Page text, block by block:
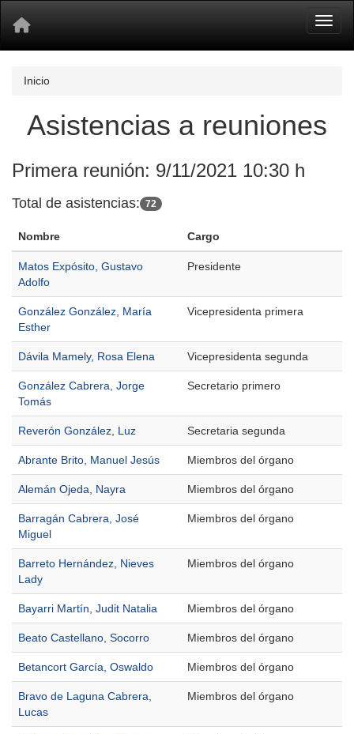
Inicio
Asistencias a reuniones
Primera reunión: 9/11/2021 10:30 h
Total de asistencias: 72
Nombre Cargo
Matos Expósito, Gustavo
Adolfo
Presidente
González González, María
Esther
Vicepresidenta primera
Dávila Mamely, Rosa Elena Vicepresidenta segunda
González Cabrera, Jorge
Tomás
Secretario primero
Reverón González, Luz Secretaria segunda
Abrante Brito, Manuel Jesús Miembros del órgano
Alemán Ojeda, Nayra Miembros del órgano
Barragán Cabrera, José
Miguel
Miembros del órgano
Barreto Hernández, Nieves
Lady
Miembros del órgano
Bayarri Martín, Judit Natalia Miembros del órgano
Beato Castellano, Socorro Miembros del órgano
Betancort García, Oswaldo Miembros del órgano
Bravo de Laguna Cabrera,
Lucas
Miembros del órgano